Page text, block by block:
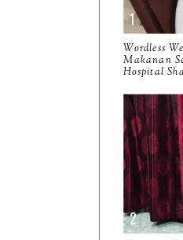
August
July 14
June 10
May 9
April 9
March
Wordless
Makanan
Hospital